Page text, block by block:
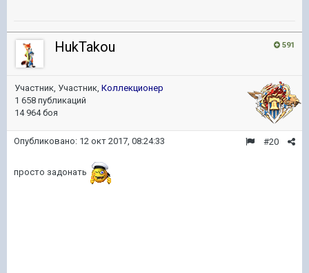
591
HukTakou
Участник, Участник, Коллекционер
1 658 публикаций
14 964 боя
#20
Опубликовано: 12 окт 2017, 08:24:33
просто задонать